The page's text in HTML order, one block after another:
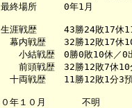
最終場所　　　0年1月
生涯戦歴　　　43勝24敗17休
幕内戦歴　　32勝12敗17休
小結戦歴　0勝0敗10休／0
前頭戦歴　32勝12敗7休10
十両戦歴　　11勝12敗1分3
０年１